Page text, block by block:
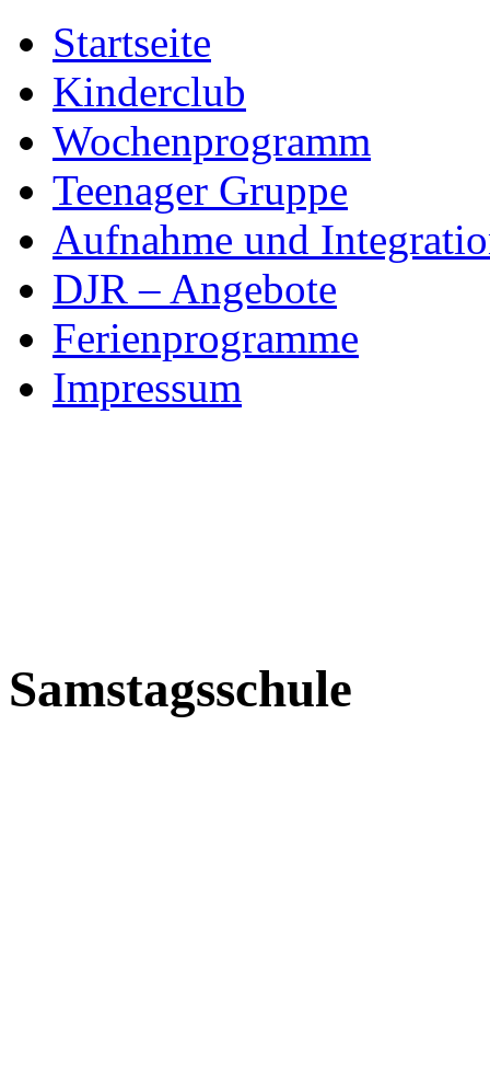
to
contentStartseite
Kinderclub
Wochenprogramm
Teenager Gruppe
Aufnahme und
DJR – Angebote
Ferienprogramme
Impressum
Samstagsschule